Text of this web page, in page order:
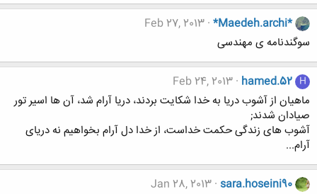
*Maedeh.archi*
Feb 27, 2013
سوگندنامه ی مهندسی
H
hamed.52
Feb 24, 2013
ماهیان از آشوب دریا به خدا شکایت بردند، دریا آرام شد، آن ها اسیر تور
صیادان شدند;
آشوب های زندگی حکمت خداست، از خدا دل آرام بخواهیم نه دریای
آرام...
sara.hoseini90
Jan 28, 2013